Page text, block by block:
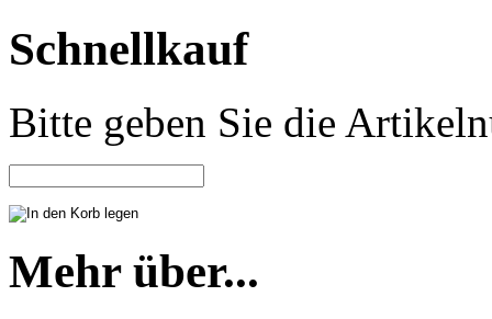
Schnellkauf
Bitte geben Sie die
Mehr über...